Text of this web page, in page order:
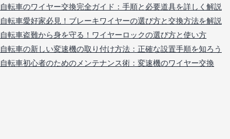
自転車のワイヤー交換完全ガイド：手順と必要道具を詳しく解説
自転車愛好家必見！ブレーキワイヤーの選び方と交換方法を解説
自転車盗難から身を守る！ワイヤーロックの選び方と使い方
自転車の新しい変速機の取り付け方法：正確な設置手順を知ろう
自転車初心者のためのメンテナンス術：変速機のワイヤー交換